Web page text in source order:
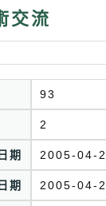
交流
93
2
期 2005-04-
期 2005-04-